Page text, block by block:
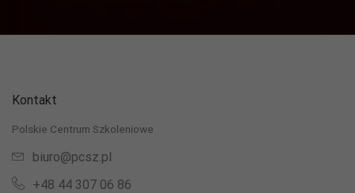
Kontakt
Polskie Centrum Szkoleniowe
biuro@pcsz.pl
+48 44 307 06 86